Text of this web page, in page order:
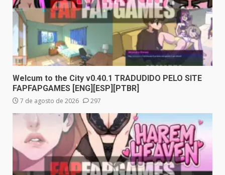
Welcum to the City v0.40.1 TRADUDIDO PELO SITE
FAPFAPGAMES [ENG][ESP][PTBR]
7 de agosto de 2026 297